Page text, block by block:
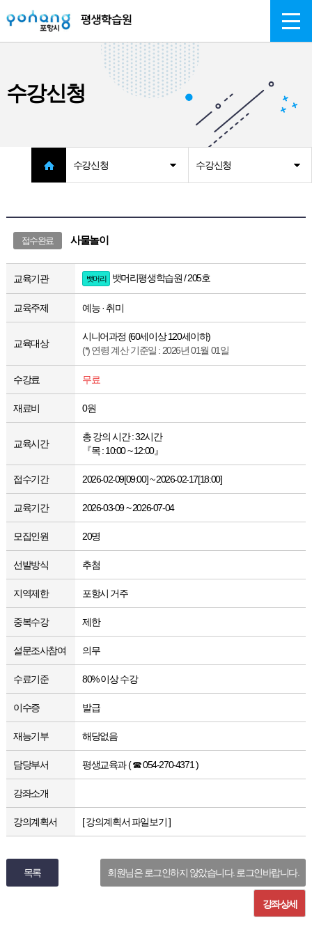
수강신청
수강신청 수강신청
접수완료 사물놀이
교육기관 뱃머리 뱃머리평생학습원 / 205호
교육주제 예능 · 취미
교육대상
시니어과정 (60세이상 120세이하)
(*) 연령 계산 기준일 : 2026년 01월 01일
수강료 무료
재료비 0원
교육시간
총 강의 시간 : 32시간
『목 : 10:00 ~ 12:00』
접수기간 2026-02-09[09:00] ~ 2026-02-17[18:00]
교육기간 2026-03-09 ~ 2026-07-04
모집인원 20명
선발방식 추첨
지역제한 포항시 거주
중복수강 제한
설문조사참여 의무
수료기준 80% 이상 수강
이수증 발급
재능기부 해당없음
담당부서 평생교육과 ( ☎ 054-270-4371 )
강좌소개
강의계획서 [ 강의계획서 파일보기 ]
목록 회원님은 로그인하지 않았습니다. 로그인바랍니다.
강좌상세